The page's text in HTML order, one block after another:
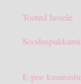
Tooted lastele
E-poe